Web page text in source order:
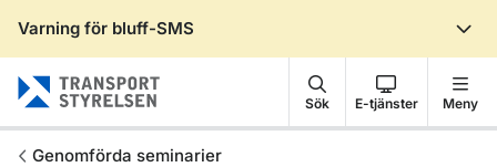
Varning för bluff-SMS
Sök E-tjänster Meny
Genomförda seminarier